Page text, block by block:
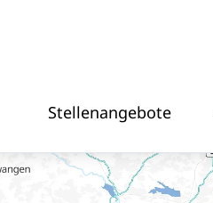
Stellenangebote